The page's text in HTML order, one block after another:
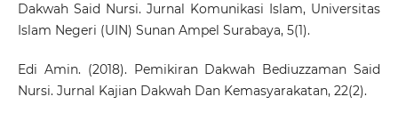
Dakwah Said Nursi. Jurnal Komunikasi Islam, Universitas
Islam Negeri (UIN) Sunan Ampel Surabaya, 5(1).
Edi Amin. (2018). Pemikiran Dakwah Bediuzzaman Said
Nursi. Jurnal Kajian Dakwah Dan Kemasyarakatan, 22(2).